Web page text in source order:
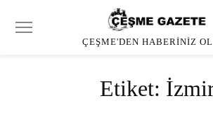
ÇEŞME'DEN HABERINIZ
Etiket: